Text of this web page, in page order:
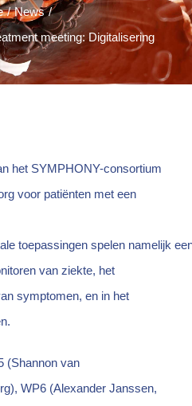
News
meeting: Digitalisering
het SYMPHONY-consortium
voor patiënten met een
toepassingen spelen namelijk
van ziekte, het
symptomen, en in het
(Shannon van
WP6 (Alexander Janssen,